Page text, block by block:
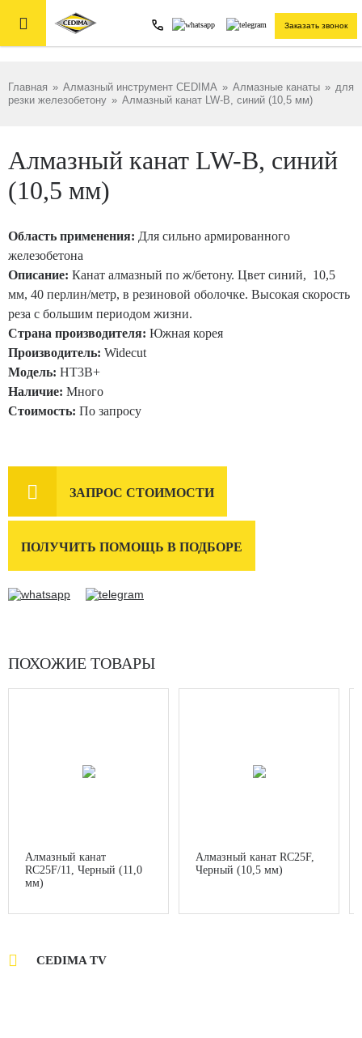
 Заказать звонок
Главная » Алмазный инструмент CEDIMA » Алмазные канаты » для
резки железобетону » Алмазный канат LW-В, синий (10,5 мм)
Алмазный канат LW-В, синий
(10,5 мм)
Область применения: Для сильно армированного
железобетона
Описание: Канат алмазный по ж/бетону. Цвет синий, 10,5
мм, 40 перлин/метр, в резиновой оболочке. Высокая скорость
реза с большим периодом жизни.
Страна производителя: Южная корея
Производитель: Widecut
Модель: HT3B+
Наличие: Много
Стоимость: По запросу
 ЗАПРОС СТОИМОСТИ
ПОЛУЧИТЬ ПОМОЩЬ В ПОДБОРЕ
ПОХОЖИЕ ТОВАРЫ
Алмазный канат
RC25F/11, Черный (11,0
мм)
Алмазный канат RC25F,
Черный (10,5 мм)
 CEDIMA TV